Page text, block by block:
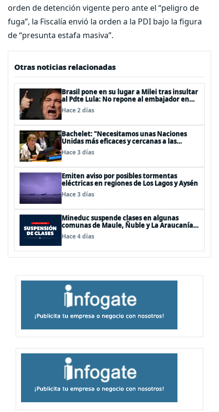
orden de detención vigente pero ante el “peligro de
fuga”, la Fiscalía envió la orden a la PDI bajo la figura
de “presunta estafa masiva”.
Otras noticias relacionadas
Brasil pone en su lugar a Milei tras insultar
al Pdte Lula: No repone al embajador en
BBSS y rebaja la relación bilateral
Hace 2 días
Bachelet: "Necesitamos unas Naciones
Unidas más eficaces y cercanas a las
personas"
Hace 3 días
Emiten aviso por posibles tormentas
eléctricas en regiones de Los Lagos y Aysén
Hace 3 días
Mineduc suspende clases en algunas
comunas de Maule, Ñuble y La Araucanía
para este lunes
Hace 4 días